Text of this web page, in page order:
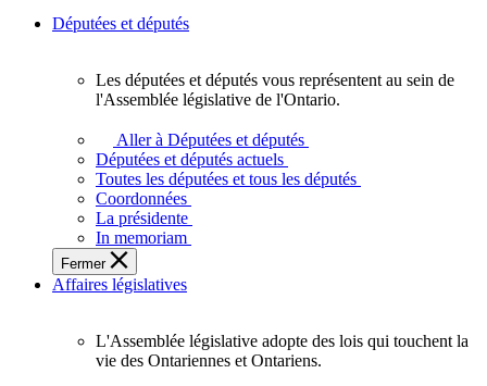
Députées et députés
députés
vous
représentent
sein
de
l'Assemblée
législative
l'Ontario.
Les députées et députés vous représentent au sein de
l'Assemblée législative de l'Ontario.
Aller à Députées et députés
Députées et députés actuels
Toutes les députées et tous les députés
Coordonnées
La présidente
In memoriam
Fermer
Affaires législatives
L'Assemblée
L'Assemblée législative adopte des lois qui touchent la
vie des Ontariennes et Ontariens.